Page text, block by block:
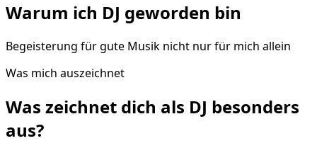
Warum ich DJ geworden bin
Begeisterung für gute Musik nicht nur für mich allein
Was mich auszeichnet
Was zeichnet dich als DJ besonders
aus?